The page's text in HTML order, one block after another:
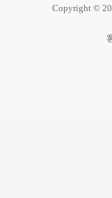
Copyright ©